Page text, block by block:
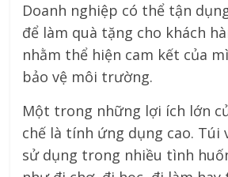
Doanh nghiệp có thể tận
để làm quà tặng cho khách
nhằm thể hiện cam kết của
bảo vệ môi trường.
Một trong những lợi ích lớn
chế là tính ứng dụng cao. Túi
sử dụng trong nhiều tình